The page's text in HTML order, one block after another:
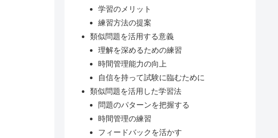
学習のメリット
練習方法の提案
類似問題を活用する意義
理解を深めるための練習
時間管理能力の向上
自信を持って試験に臨むために
類似問題を活用した学習法
問題のパターンを把握する
時間管理の練習
フィードバックを活かす